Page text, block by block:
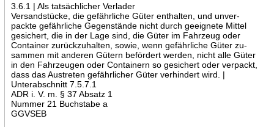
3.6.1 | Als tatsächlicher Verlader
Versandstücke, die gefährliche Güter enthalten, und unver-
packte gefährliche Gegenstände nicht durch geeignete Mittel
gesichert, die in der Lage sind, die Güter im Fahrzeug oder
Container zurückzuhalten, sowie, wenn gefährliche Güter zu-
sammen mit anderen Gütern befördert werden, nicht alle Güter
in den Fahrzeugen oder Containern so gesichert oder verpackt,
dass das Austreten gefährlicher Güter verhindert wird. |
Unterabschnitt 7.5.7.1
ADR i. V. m. § 37 Absatz 1
Nummer 21 Buchstabe a
GGVSEB